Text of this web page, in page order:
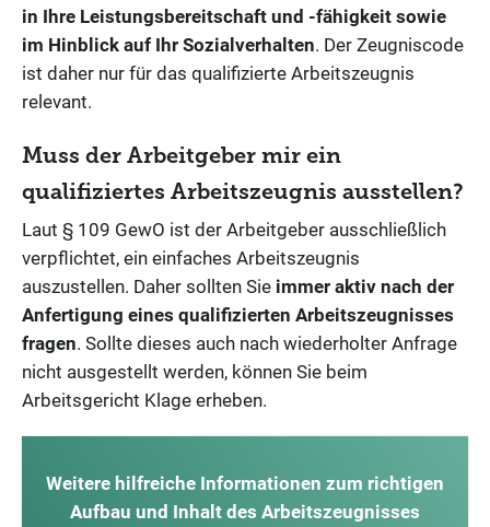
in Ihre Leistungsbereitschaft und -fähigkeit sowie
im Hinblick auf Ihr Sozialverhalten. Der Zeugniscode
ist daher nur für das qualifizierte Arbeitszeugnis
relevant.
Muss der Arbeitgeber mir ein
qualifiziertes Arbeitszeugnis ausstellen?
Laut § 109 GewO ist der Arbeitgeber ausschließlich
verpflichtet, ein einfaches Arbeitszeugnis
auszustellen. Daher sollten Sie immer aktiv nach der
Anfertigung eines qualifizierten Arbeitszeugnisses
fragen. Sollte dieses auch nach wiederholter Anfrage
nicht ausgestellt werden, können Sie beim
Arbeitsgericht Klage erheben.
Weitere hilfreiche Informationen zum richtigen
Aufbau und Inhalt des Arbeitszeugnisses